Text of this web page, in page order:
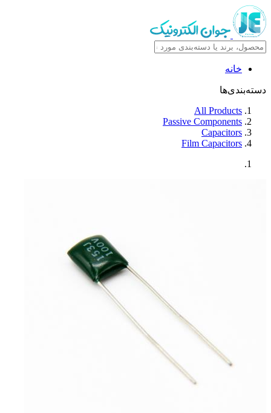
خانه
دسته‌بندی‌ها
All Products
Passive Components
Capacitors
Film Capacitors